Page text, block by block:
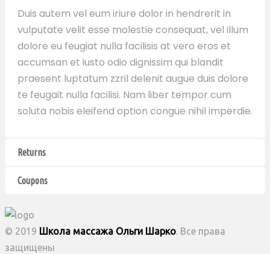
Duis autem vel eum iriure dolor in hendrerit in
vulputate velit esse molestie consequat, vel illum
dolore eu feugiat nulla facilisis at vero eros et
accumsan et iusto odio dignissim qui blandit
praesent luptatum zzril delenit augue duis dolore
te feugait nulla facilisi. Nam liber tempor cum
soluta nobis eleifend option congue nihil imperdie.
Returns
Coupons
© 2019 Школа массажа Ольги Шарко. Все права
защищены